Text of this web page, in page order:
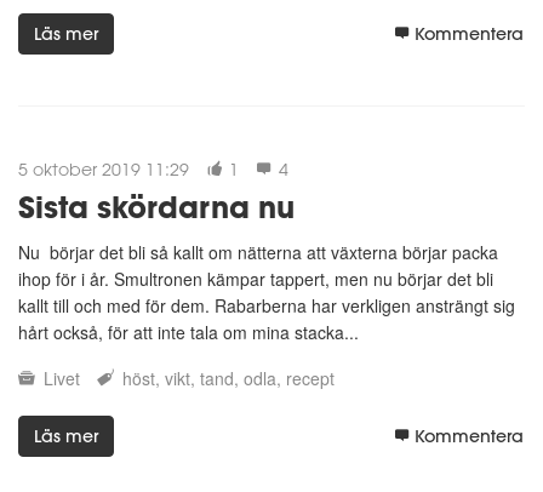
Läs mer Kommentera
5 oktober 2019 11:29 1 4
Sista skördarna nu
Nu börjar det bli så kallt om nätterna att växterna börjar packa
ihop för i år. Smultronen kämpar tappert, men nu börjar det bli
kallt till och med för dem. Rabarberna har verkligen ansträngt sig
hårt också, för att inte tala om mina stacka...
Livet
höst vikt tand odla recept
Läs mer Kommentera